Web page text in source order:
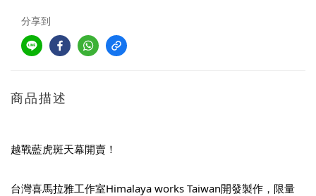
分享到
商品描述
越戰藍虎斑天幕開賣！
台灣喜馬拉雅工作室Himalaya works Taiwan開發製作，限量